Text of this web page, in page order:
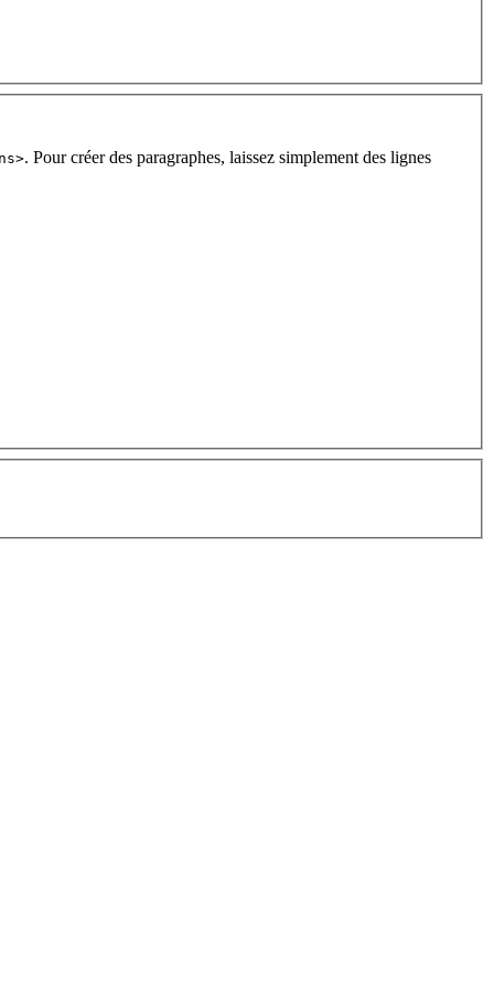
. Pour créer des paragraphes, laissez simplement des lignes